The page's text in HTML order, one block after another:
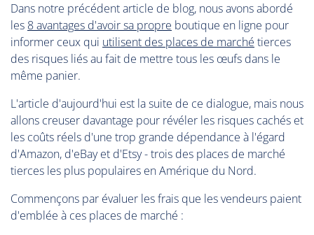
Dans notre précédent article de blog, nous avons abordé
les 8 avantages d'avoir sa propre boutique en ligne pour
informer ceux qui utilisent des places de marché tierces
des risques liés au fait de mettre tous les œufs dans le
même panier.
L'article d'aujourd'hui est la suite de ce dialogue, mais nous
allons creuser davantage pour révéler les risques cachés et
les coûts réels d'une trop grande dépendance à l'égard
d'Amazon, d'eBay et d'Etsy - trois des places de marché
tierces les plus populaires en Amérique du Nord.
Commençons par évaluer les frais que les vendeurs paient
d'emblée à ces places de marché :